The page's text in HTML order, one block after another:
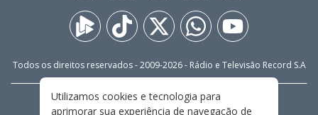
Todos os direitos reservados - 2009-2026- Rádio e Televisão Record S.A
FALE CONOSCO PRIVACIDADE
Utilizamos cookies e tecnologia para
aprimorar sua experiência de navegação de